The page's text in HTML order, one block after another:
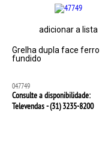
adicionar a lista
Grelha dupla face ferro
fundido
047749
Consulte a disponibilidade:
Televendas - (31)3235-8200